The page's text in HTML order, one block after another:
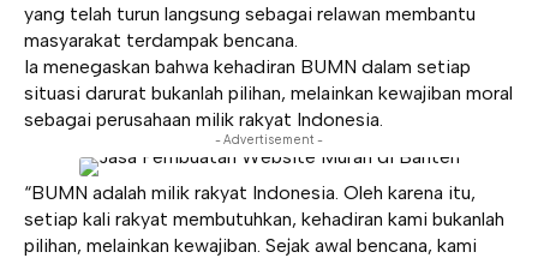
yang telah turun langsung sebagai relawan membantu
masyarakat terdampak bencana.
Ia menegaskan bahwa kehadiran BUMN dalam setiap
situasi darurat bukanlah pilihan, melainkan kewajiban moral
sebagai perusahaan milik rakyat Indonesia.
- Advertisement -
“BUMN adalah milik rakyat Indonesia. Oleh karena itu,
setiap kali rakyat membutuhkan, kehadiran kami bukanlah
pilihan, melainkan kewajiban. Sejak awal bencana, kami